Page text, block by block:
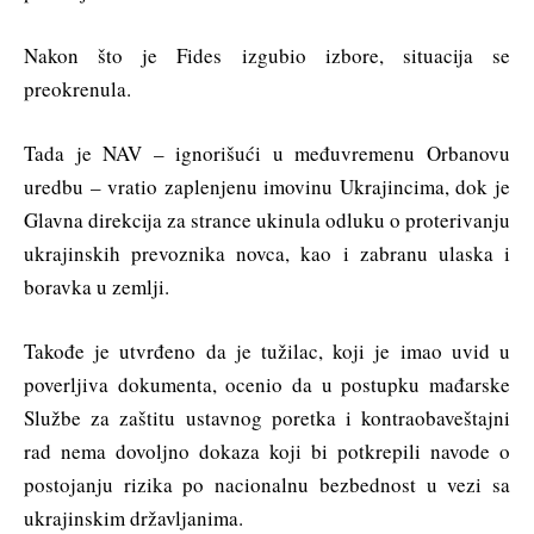
Nakon što je Fides izgubio izbore, situacija se
preokrenula.
Tada je NAV – ignorišući u međuvremenu Orbanovu
uredbu – vratio zaplenjenu imovinu Ukrajincima, dok je
Glavna direkcija za strance ukinula odluku o proterivanju
ukrajinskih prevoznika novca, kao i zabranu ulaska i
boravka u zemlji.
Takođe je utvrđeno da je tužilac, koji je imao uvid u
poverljiva dokumenta, ocenio da u postupku mađarske
Službe za zaštitu ustavnog poretka i kontraobaveštajni
rad nema dovoljno dokaza koji bi potkrepili navode o
postojanju rizika po nacionalnu bezbednost u vezi sa
ukrajinskim državljanima.